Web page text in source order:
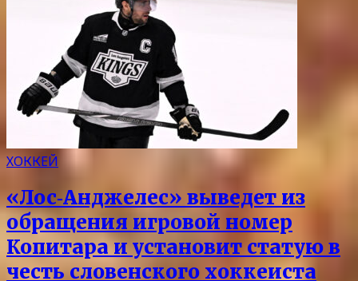
ХОККЕЙ
«Лос‑Анджелес» выведет из
обращения игровой номер
Копитара и установит статую в
честь словенского хоккеиста